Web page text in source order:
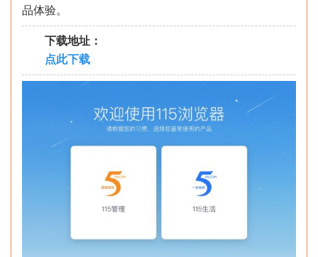
品体验。
下载地址：
点此下载